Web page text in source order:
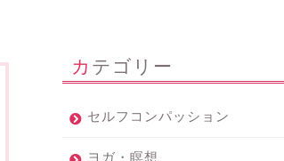
カテゴリー
セルフコンパッション
ヨガ・瞑想